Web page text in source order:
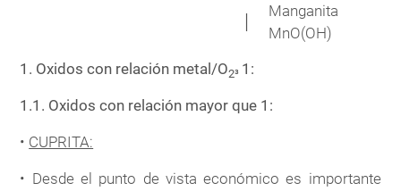
Manganita
MnO(OH)
1. Oxidos con relación metal/O2³ 1:
1.1. Oxidos con relación mayor que 1:
• CUPRITA:
• Desde el punto de vista económico es importante